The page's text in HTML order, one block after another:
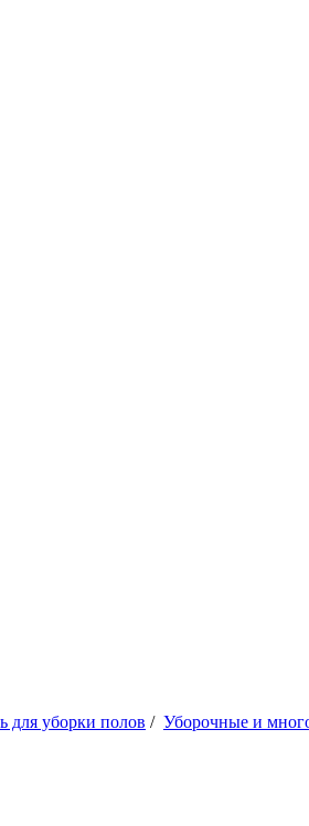
для уборки полов / Уборочные и